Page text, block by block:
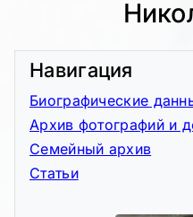
Навигация
Биографические
Архив фотографий и
Семейный архив
Статьи